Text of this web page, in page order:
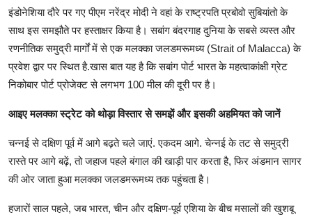
इंडोनेशिया दौरे पर गए पीएम नरेंद्र मोदी ने वहां के राष्ट्रपति प्रबोवो सुबियांतो के
साथ इस समझौते पर हस्ताक्षर किया है। सबांग बंदरगाह दुनिया के सबसे व्यस्त और
रणनीतिक समुद्री मार्गों में से एक मलक्का जलडमरूमध्य (Strait of Malacca) के
प्रवेश द्वार पर स्थित है.खास बात यह है कि सबांग पोर्ट भारत के महत्वाकांक्षी ग्रेट
निकोबार पोर्ट प्रोजेक्ट से लगभग 100 मील की दूरी पर है।
आइए मलक्का स्ट्रेट को थोड़ा विस्तार से समझें और इसकी अहमियत को जानें
चन्नई से दक्षिण पूर्व में आगे बढ़ते चले जाएं. एकदम आगे. चेन्नई के तट से समुद्री
रास्ते पर आगे बढ़ें, तो जहाज पहले बंगाल की खाड़ी पार करता है, फिर अंडमान सागर
की ओर जाता हुआ मलक्का जलडमरूमध्य तक पहुंचता है।
हजारों साल पहले, जब भारत, चीन और दक्षिण-पूर्व एशिया के बीच मसालों की खुशबू